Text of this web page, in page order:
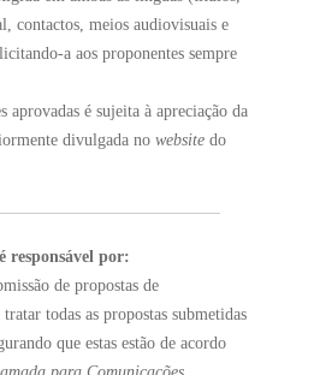
contactos, meios audiovisuais e
a aos proponentes sempre
aprovadas é sujeita à apreciação da
divulgada no website do
responsável por:
de propostas de
todas as propostas submetidas
que estas estão de acordo